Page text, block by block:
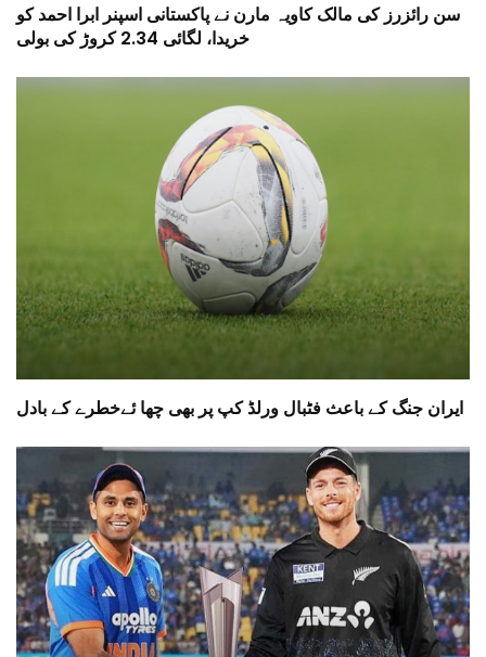
سن رائزرز کی مالک کاویہ مارن نے پاکستانی اسپنر ابرا احمد کو
خریدا، لگائی 2.34 کروڑ کی بولی
ایران جنگ کے باعث فٹبال ورلڈ کپ پر بھی چھا ئےخطرے کے بادل